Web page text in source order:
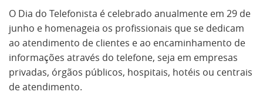
O Dia do Telefonista é celebrado anualmente em 29 de
junho e homenageia os profissionais que se dedicam
ao atendimento de clientes e ao encaminhamento de
informações através do telefone, seja em empresas
privadas, órgãos públicos, hospitais, hotéis ou centrais
de atendimento.